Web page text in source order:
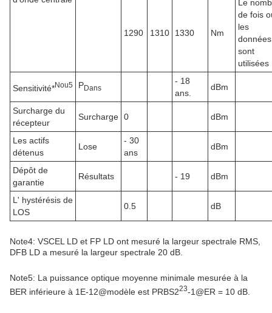
1290 1310 1330 Nm
Le
de fois
les
données
sont
utilisées
Sensitivité*Nou5 PDans
- 18
ans.
dBm
Surcharge du
récepteur
Surcharge 0 dBm
Les actifs
détenus
Lose
- 30
ans
dBm
Dépôt de
garantie
Résultats - 19 dBm
L' hystérésis de
LOS
0.5 dB
Note4: VSCEL LD et FP LD ont mesuré la largeur spectrale RMS,
DFB LD a mesuré la largeur spectrale 20 dB.
Note5: La puissance optique moyenne minimale mesurée à la
BER inférieure à 1E-12@modèle est PRBS223-1@ER = 10 dB.